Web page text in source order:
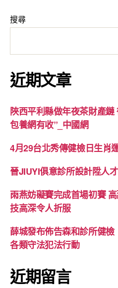
搜尋
近期文章
陜西平利縣做年夜茶財產鏈
包養網有收”_中國網
4月29台北秀傳健檢日生肖
晉JIUYI俱意診所設計陞人
雨燕妨礙賽完成首場初賽
技高深令人折服
薛城發布佈告森和診所健
各類守法犯法行動
近期留言